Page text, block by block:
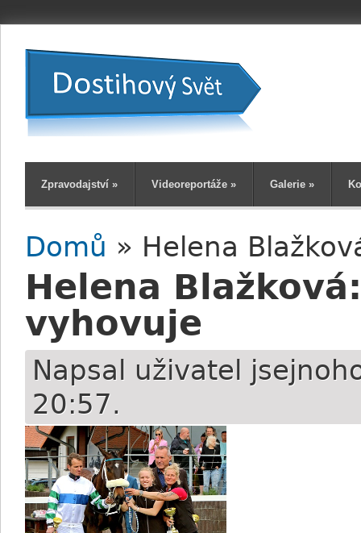
Zpravodajství » Videoreportáže » Galerie »
Jste zde
Domů » Helena
Helena
vyhovuje
Napsal uživatel
20:57.